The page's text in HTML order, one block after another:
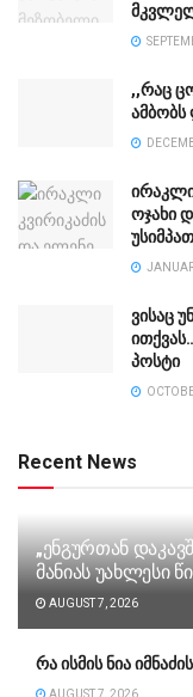
,,რაც
ირაკლი
ოჯახი
ვისაც
პოსტი
Recent News
„ენგურთან
მანიას უახლესი
AUGUST 7, 2026
რა ისმის ნია
AUGUST 7, 2026